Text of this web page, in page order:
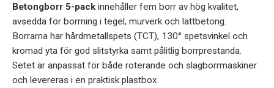
Betongborr 5-pack innehåller fem borr av hög kvalitet,
avsedda för borrning i tegel, murverk och lättbetong.
Borrarna har hårdmetallspets (TCT), 130° spetsvinkel och
kromad yta för god slitstyrka samt pålitlig borrprestanda.
Setet är anpassat för både roterande och slagborrmaskiner
och levereras i en praktisk plastbox.